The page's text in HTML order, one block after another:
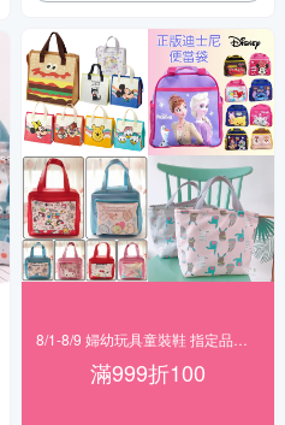
滿999折100